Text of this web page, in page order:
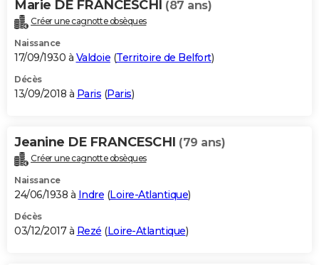
Marie DE FRANCESCHI (87 ans)
Créer une cagnotte obsèques
Naissance
17/09/1930 à Valdoie (Territoire de Belfort)
Décès
13/09/2018 à Paris (Paris)
Jeanine DE FRANCESCHI (79 ans)
Créer une cagnotte obsèques
Naissance
24/06/1938 à Indre (Loire-Atlantique)
Décès
03/12/2017 à Rezé (Loire-Atlantique)